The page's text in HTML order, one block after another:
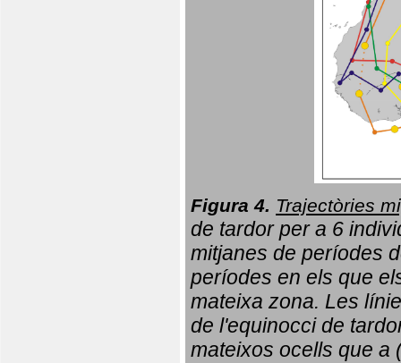
Figura 4. Trajectòries
de tardor per a 6
mitjanes de períodes
períodes en els que
mateixa zona. Les
de l'equinocci de
mateixos ocells que a